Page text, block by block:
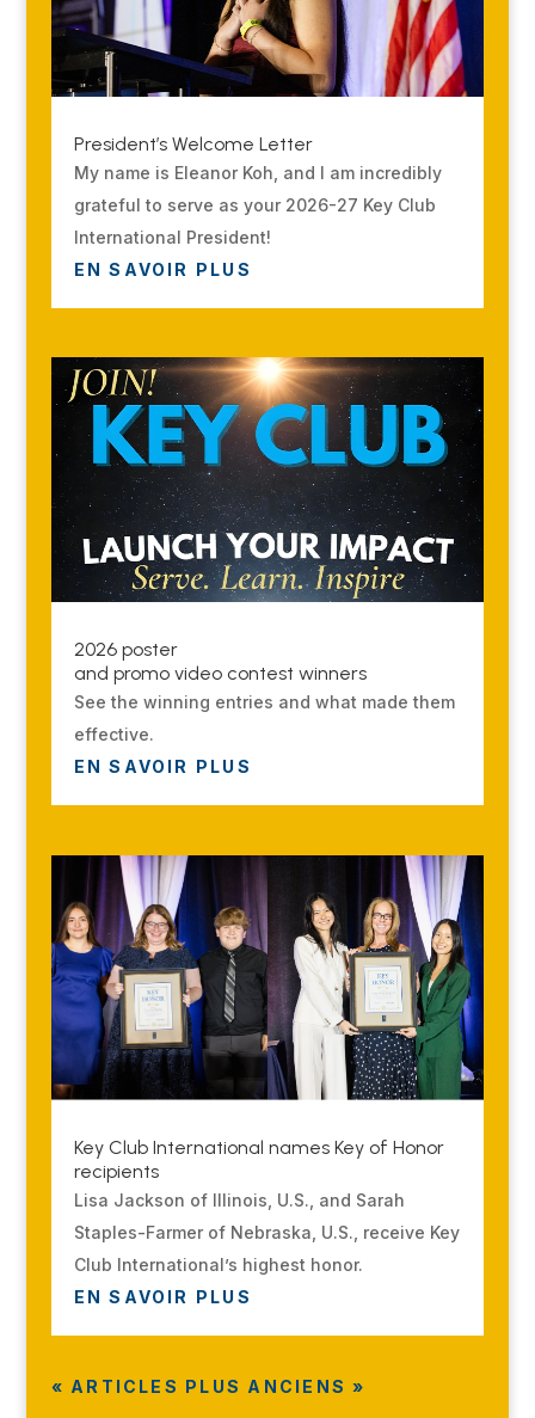
President’s Welcome Letter
My name is Eleanor Koh, and I am incredibly
grateful to serve as your 2026-27 Key Club
International President!
EN SAVOIR PLUS
2026 poster
and promo video contest winners
See the winning entries and what made them
effective.
EN SAVOIR PLUS
Key Club International names Key of Honor
recipients
Lisa Jackson of Illinois, U.S., and Sarah
Staples-Farmer of Nebraska, U.S., receive Key
Club International’s highest honor.
EN SAVOIR PLUS
« ARTICLES PLUS ANCIENS »